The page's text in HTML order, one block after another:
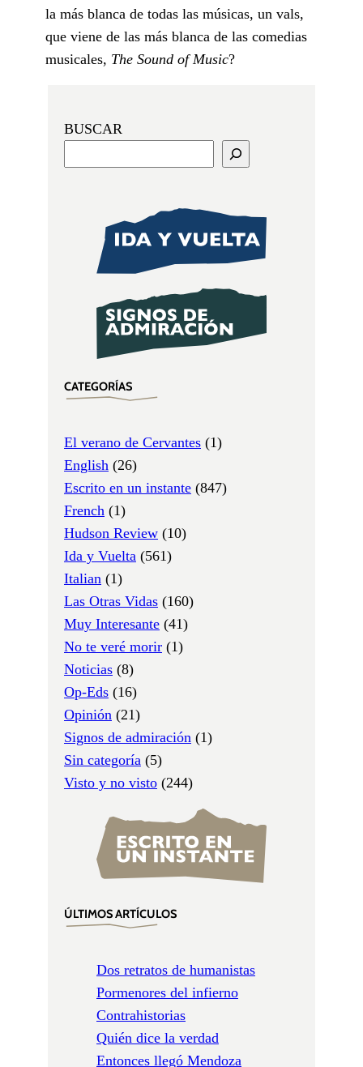
la más blanca de todas las músicas, un vals,
que viene de las más blanca de las comedias
musicales, The Sound of Music?
BUSCAR
CATEGORÍAS
El verano de Cervantes (1)
English (26)
Escrito en un instante (847)
French (1)
Hudson Review (10)
Ida y Vuelta (561)
Italian (1)
Las Otras Vidas (160)
Muy Interesante (41)
No te veré morir (1)
Noticias (8)
Op-Eds (16)
Opinión (21)
Signos de admiración (1)
Sin categoría (5)
Visto y no visto (244)
ÚLTIMOS ARTÍCULOS
Dos retratos de humanistas
Pormenores del infierno
Contrahistorias
Quién dice la verdad
Entonces llegó Mendoza